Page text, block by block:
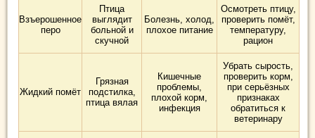
Взъерошенное
перо
Птица
выглядит
больной и
скучной
Болезнь, холод,
плохое питание
Осмотреть птицу,
проверить помёт,
температуру,
рацион
Жидкий помёт
Грязная
подстилка,
птица вялая
Кишечные
проблемы,
плохой корм,
инфекция
Убрать сырость,
проверить корм,
при серьёзных
признаках
обратиться к
ветеринару